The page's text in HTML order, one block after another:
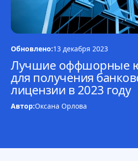
Обновлено:13 декабря 2023
Лучшие оффшорные
для получения
лицензии в 2023 году
Автор:Оксана Орлова